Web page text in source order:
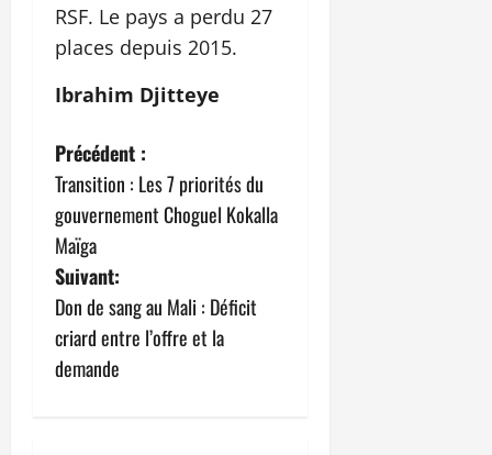
RSF. Le pays a perdu 27
places depuis 2015.
Ibrahim Djitteye
N
a
v
i
g
a
Précédent :
Transition : Les 7 priorités du
gouvernement Choguel Kokalla
Maïga
Suivant:
Don de sang au Mali : Déficit
criard entre l’offre et la
demande